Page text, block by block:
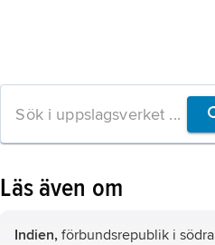
Läs även om
Indien, förbundsrepublik i södra